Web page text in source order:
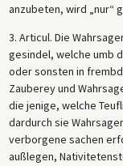
anzubeten, wird „nur“
3. Articul. Die
gesindel, welche umb
oder sonsten in
Zauberey und
die jenige, welche
dardurch sie
verborgene sachen
außlegen,